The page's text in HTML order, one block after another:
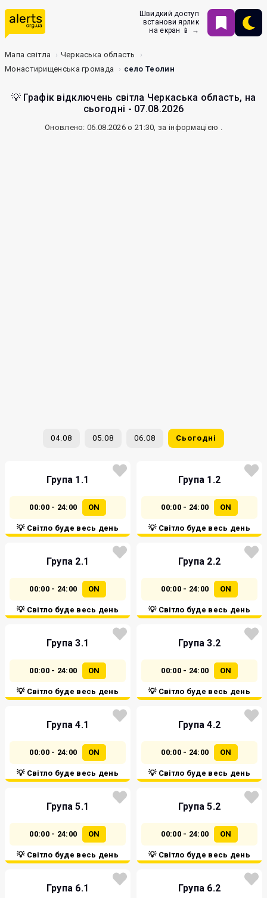
Швидкий доступ
встанови ярлик
на екран 📱 →
Мапа світла
Черкаська область
Монастирищенська громада
село Теолин
💡 Графік відключень світла Черкаська область, на
сьогодні - 07.08.2026
Оновлено: 06.08.2026 о 21:30, за інформацією .
04.08 05.08 06.08 Сьогодні
Група 1.1
00:00 - 24:00 ON
💡 Світло буде весь день
Група 1.2
00:00 - 24:00 ON
💡 Світло буде весь день
Група 2.1
00:00 - 24:00 ON
💡 Світло буде весь день
Група 2.2
00:00 - 24:00 ON
💡 Світло буде весь день
Група 3.1
00:00 - 24:00 ON
💡 Світло буде весь день
Група 3.2
00:00 - 24:00 ON
💡 Світло буде весь день
Група 4.1
00:00 - 24:00 ON
💡 Світло буде весь день
Група 4.2
00:00 - 24:00 ON
💡 Світло буде весь день
Група 5.1
00:00 - 24:00 ON
💡 Світло буде весь день
Група 5.2
00:00 - 24:00 ON
💡 Світло буде весь день
Група 6.1 Група 6.2